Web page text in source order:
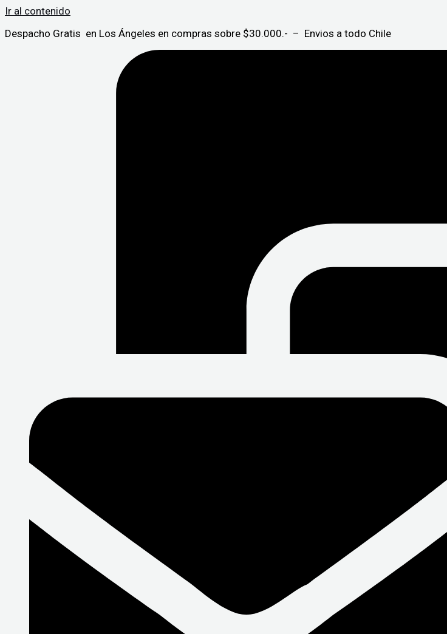
Ir al contenido
Despacho Gratis en Los Ángeles en compras sobre $30.000.- – Envios a todo Chile